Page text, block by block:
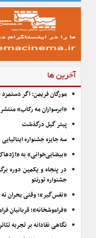
آخرین ها
مورگان فریمن: اگر
«ابرسواران مه رکاب»
پیتر گیل درگذشت
سه جایزه جشنواره
«بیضایی‌خوانی» به
در پنجاه و یکمین دوره
جشنواره تورنتو
«نفس‌گیر»؛ وقتی بحران نه
«فراموشخانه»؛ قربانیان
نگاهی نقادانه بر تجربه